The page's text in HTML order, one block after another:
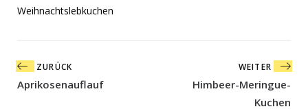
Weihnachtslebkuchen
Beitragsnavigation
ZURÜCK
Aprikosenauflauf
WEITER
Himbeer-Meringue-
Kuchen